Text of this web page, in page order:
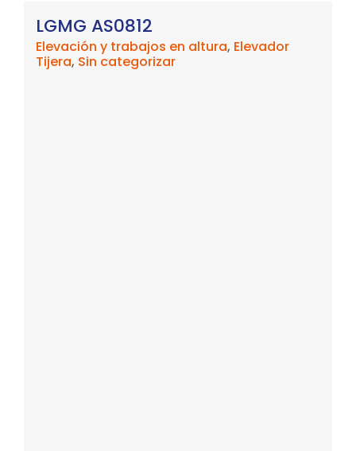
LGMG AS0812
Elevación y trabajos en altura, Elevador
Tijera, Sin categorizar